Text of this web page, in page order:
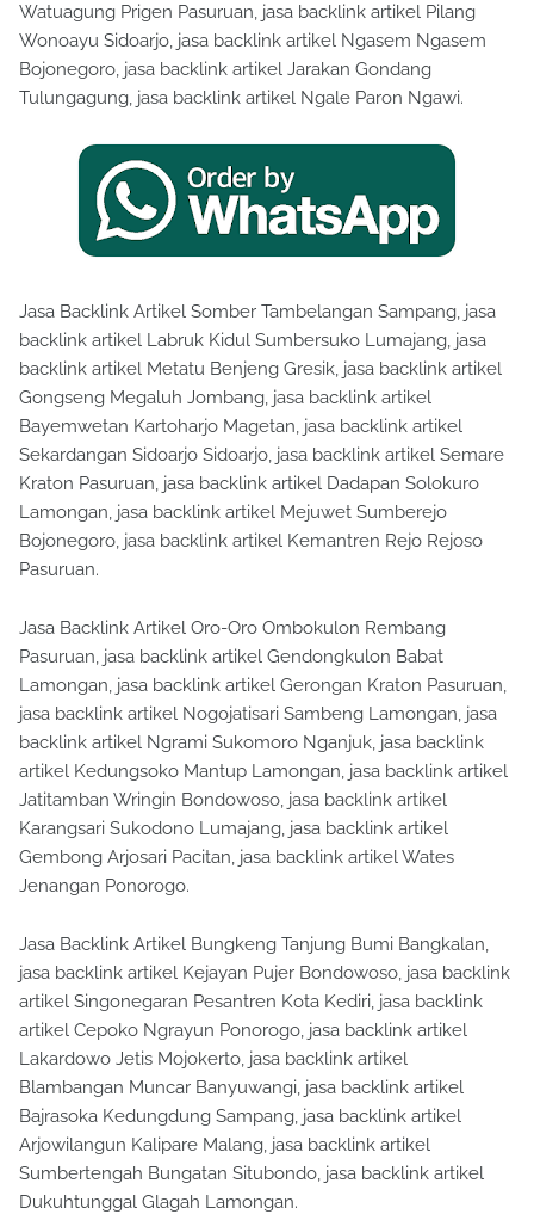
Watuagung Prigen Pasuruan, jasa backlink artikel Pilang
Wonoayu Sidoarjo, jasa backlink artikel Ngasem Ngasem
Bojonegoro, jasa backlink artikel Jarakan Gondang
Tulungagung, jasa backlink artikel Ngale Paron Ngawi.
Jasa Backlink Artikel Somber Tambelangan Sampang, jasa
backlink artikel Labruk Kidul Sumbersuko Lumajang, jasa
backlink artikel Metatu Benjeng Gresik, jasa backlink artikel
Gongseng Megaluh Jombang, jasa backlink artikel
Bayemwetan Kartoharjo Magetan, jasa backlink artikel
Sekardangan Sidoarjo Sidoarjo, jasa backlink artikel Semare
Kraton Pasuruan, jasa backlink artikel Dadapan Solokuro
Lamongan, jasa backlink artikel Mejuwet Sumberejo
Bojonegoro, jasa backlink artikel Kemantren Rejo Rejoso
Pasuruan.
Jasa Backlink Artikel Oro-Oro Ombokulon Rembang
Pasuruan, jasa backlink artikel Gendongkulon Babat
Lamongan, jasa backlink artikel Gerongan Kraton Pasuruan,
jasa backlink artikel Nogojatisari Sambeng Lamongan, jasa
backlink artikel Ngrami Sukomoro Nganjuk, jasa backlink
artikel Kedungsoko Mantup Lamongan, jasa backlink artikel
Jatitamban Wringin Bondowoso, jasa backlink artikel
Karangsari Sukodono Lumajang, jasa backlink artikel
Gembong Arjosari Pacitan, jasa backlink artikel Wates
Jenangan Ponorogo.
Jasa Backlink Artikel Bungkeng Tanjung Bumi Bangkalan,
jasa backlink artikel Kejayan Pujer Bondowoso, jasa backlink
artikel Singonegaran Pesantren Kota Kediri, jasa backlink
artikel Cepoko Ngrayun Ponorogo, jasa backlink artikel
Lakardowo Jetis Mojokerto, jasa backlink artikel
Blambangan Muncar Banyuwangi, jasa backlink artikel
Bajrasoka Kedungdung Sampang, jasa backlink artikel
Arjowilangun Kalipare Malang, jasa backlink artikel
Sumbertengah Bungatan Situbondo, jasa backlink artikel
Dukuhtunggal Glagah Lamongan.